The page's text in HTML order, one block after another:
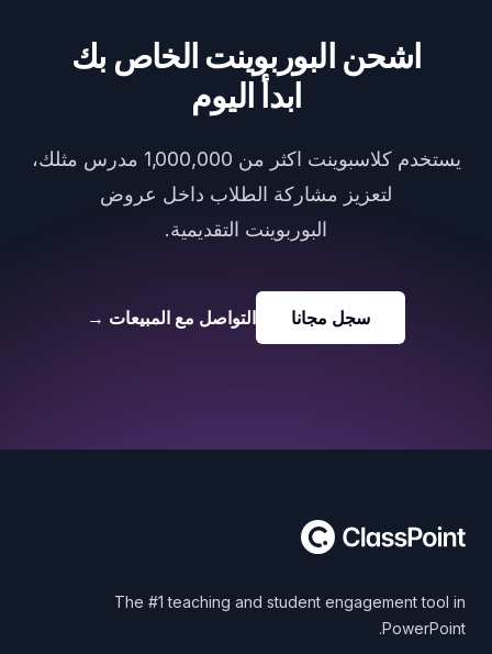
اشحن البوربوينت الخاص بك
ابدأ اليوم
يستخدم كلاسبوينت اكثر من 1,000,000 مدرس مثلك،
لتعزيز مشاركة الطلاب داخل عروض
البوربوينت التقديمية.
سجل مجانا التواصل مع المبيعات →
The #1 teaching and student engagement tool in
PowerPoint.